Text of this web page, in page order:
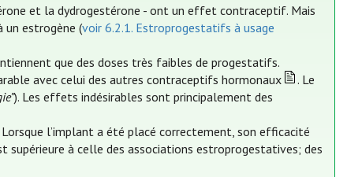
et la dydrogestérone - ont un effet contraceptif. Mais
un estrogène (voir 6.2.1. Estroprogestatifs à usage
que des doses très faibles de progestatifs.
avec celui des autres contraceptifs hormonaux
. Le
). Les effets indésirables sont principalement des
l’implant a été placé correctement, son efficacité
supérieure à celle des associations estroprogestatives; des